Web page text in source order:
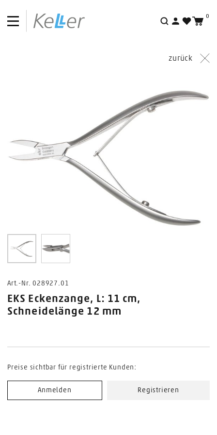
Suche
0
Fundgrube
zurück
0
Art.-Nr. 028927.01
EKS Eckenzange, L: 11 cm,
Schneidelänge 12 mm
Preise sichtbar für registrierte Kunden:
Anmelden Registrieren